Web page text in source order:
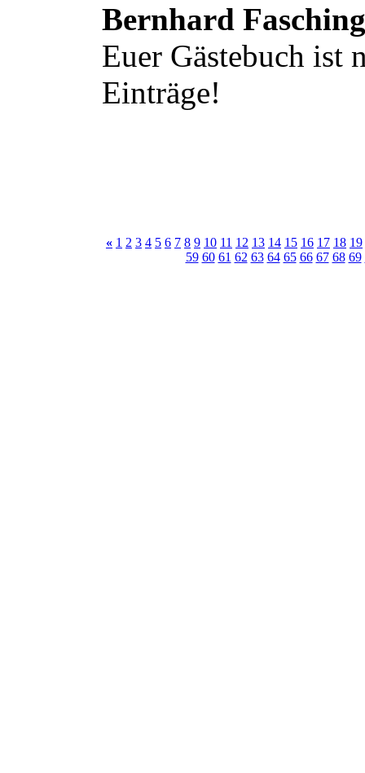
Bernhard Fasching
Euer Gästebuch ist
Einträge!
« 1 2 3 4 5 6 7 8 9 10 11 12 13 14 15 16 17 18 19
59 60 61 62 63 64 65 66 67 68 69